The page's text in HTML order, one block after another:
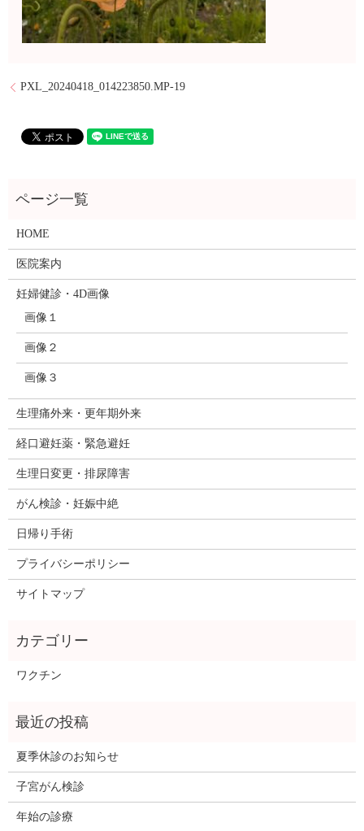
PXL_20240418_014223850.MP-19
HOME
医院案内
妊婦健診・4D画像
画像１
画像２
画像３
生理痛外来・更年期外来
経口避妊薬・緊急避妊
生理日変更・排尿障害
がん検診・妊娠中絶
日帰り手術
プライバシーポリシー
サイトマップ
ワクチン
夏季休診のお知らせ
子宮がん検診
年始の診療